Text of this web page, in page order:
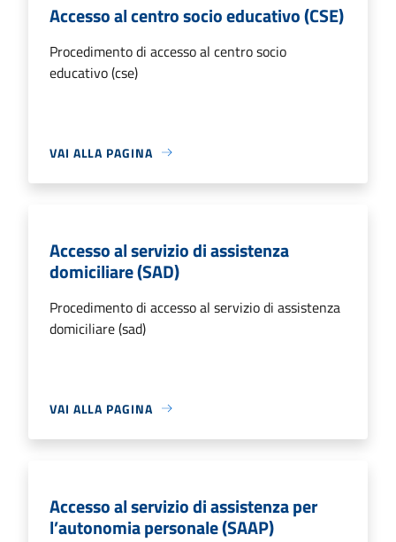
Accesso al centro socio educativo (CSE)
Procedimento di accesso al centro socio
educativo (cse)
VAI ALLA PAGINA
Accesso al servizio di assistenza
domiciliare (SAD)
Procedimento di accesso al servizio di assistenza
domiciliare (sad)
VAI ALLA PAGINA
Accesso al servizio di assistenza per
l’autonomia personale (SAAP)